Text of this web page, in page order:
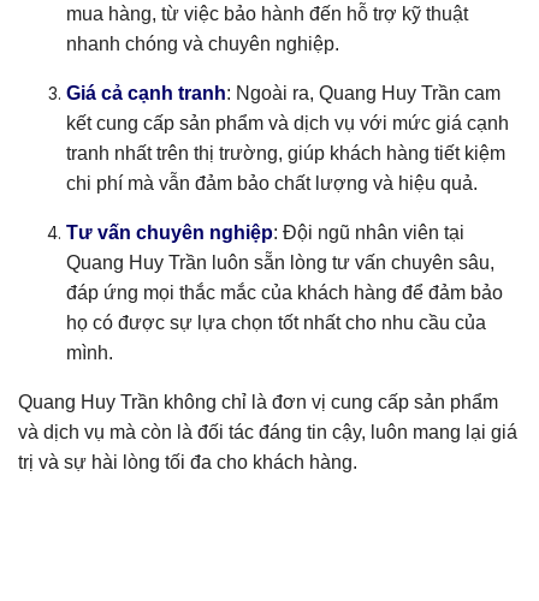
mua hàng, từ việc bảo hành đến hỗ trợ kỹ thuật
nhanh chóng và chuyên nghiệp.
Giá cả cạnh tranh: Ngoài ra, Quang Huy Trần cam
kết cung cấp sản phẩm và dịch vụ với mức giá cạnh
tranh nhất trên thị trường, giúp khách hàng tiết kiệm
chi phí mà vẫn đảm bảo chất lượng và hiệu quả.
Tư vấn chuyên nghiệp: Đội ngũ nhân viên tại
Quang Huy Trần luôn sẵn lòng tư vấn chuyên sâu,
đáp ứng mọi thắc mắc của khách hàng để đảm bảo
họ có được sự lựa chọn tốt nhất cho nhu cầu của
mình.
Quang Huy Trần không chỉ là đơn vị cung cấp sản phẩm
và dịch vụ mà còn là đối tác đáng tin cậy, luôn mang lại giá
trị và sự hài lòng tối đa cho khách hàng.